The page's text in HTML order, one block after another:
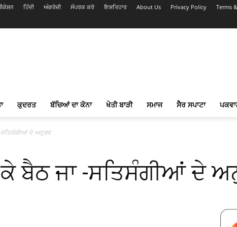
ਹਿੰਦੀ ਅੰਗਰੇਜ਼ੀ ਸੰਪਰਕ ਕਰੋ ਇਸ਼ਤਿਹਾਰ About Us Privacy Policy Terms
ਕੁਦਰਤ ਬੱਚਿਆਂ ਦਾ ਕੋਨਾ ਖੇਤੀ ਬਾੜੀ ਸਮਾਜ ਸੈਰ ਸਪਾਟਾ
-ਸਤਿਸੰਗੀਆਂ ਦੇ ਅਨੁਭਵ
ਬੈਠ ਜਾ -ਸਤਿਸੰਗੀਆਂ ਦੇ